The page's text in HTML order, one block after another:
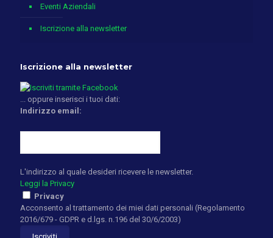
Eventi Aziendali
Iscrizione alla newsletter
Iscrizione alla newsletter
... oppure inserisci i tuoi dati:
Indirizzo email:
L'indirizzo al quale desideri ricevere le newsletter.
Leggi la Privacy
Privacy
Acconsento al trattamento dei miei dati personali (Regolamento
2016/679 - GDPR e d.lgs. n.196 del 30/6/2003)